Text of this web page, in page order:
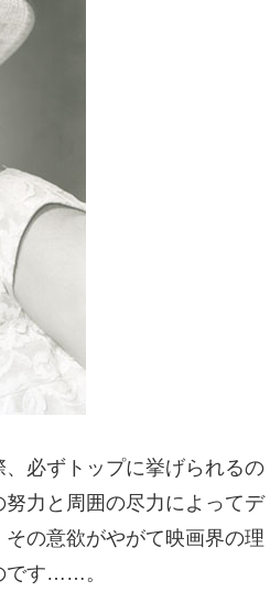
必ずトップに挙げられるの
力と周囲の尽力によってデ
の意欲がやがて映画界の理
です……。